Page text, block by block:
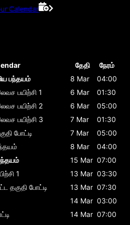
Calendar
தேதி
நேரம்
பந்தயம்
8 Mar
04:00
பயிற்சி 1 6 Mar
01:30
பயிற்சி 2 6 Mar
05:00
பயிற்சி 3 7 Mar
01:30
போட்டி 7 Mar
05:00
8 Mar
04:00
15 Mar 07:00
1 13 Mar 03:30
தகுதி போட்டி 13 Mar 07:30
14 Mar 03:00
14 Mar 07:00